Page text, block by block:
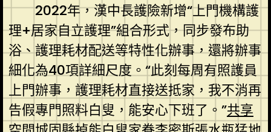
2022年，漢中長護險新增“上門機構護
理+居家自立護理”組合形式，同步發布助
浴、護理耗材配送等特性化辦事，還將辦事
細化為40項詳細尺度。“此刻每周有照護員
上門辦事，護理耗材直接送抵家，我不消再
告假專門照料白叟，能安心下班了。”共享